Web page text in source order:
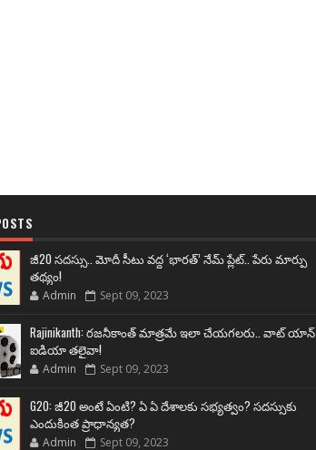
జీ20 సదస్సు.. మోదీ సీటు వద్ద ‘భారత్’ నేమ్ ప్లేట్‌.. పేరు మార్పు
తథ్యం!
Admin Sept 09, 2023
Rajinikanth: రజనీకాంత్ మాత్రమే ఇలా చేయగలరు.. వాట్ యాన్
ఐడియా తలైవా!
Admin Sept 09, 2023
G20: జీ20 అంటే ఏంటి? ఏ ఏ దేశాలకు సభ్యత్వం? సదస్సుకు
ఎందుకింత ప్రాధాన్యత?
Admin Sept 09, 2023